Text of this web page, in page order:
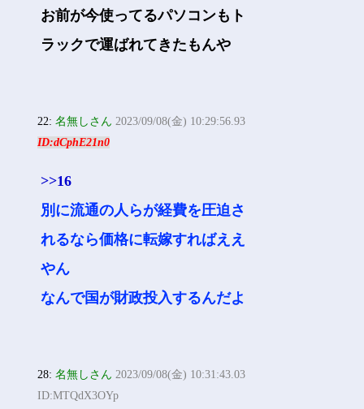
お前が今使ってるパソコンもト
ラックで運ばれてきたもんや
22:名無しさん 2023/09/08(金) 10:29:56.93
ID:dCphE21n0
>>16
別に流通の人らが経費を圧迫さ
れるなら価格に転嫁すればええ
やん
なんで国が財政投入するんだよ
28:名無しさん 2023/09/08(金) 10:31:43.03
ID:MTQdX3OYp